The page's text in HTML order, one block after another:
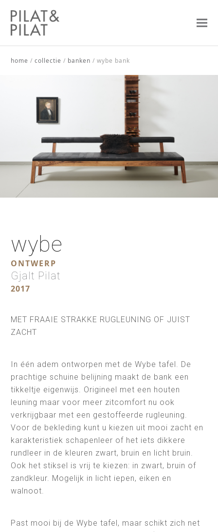
home /collectie / banken /wybe bank
wybe
ONTWERP
Gjalt Pilat
2017
MET FRAAIE STRAKKE RUGLEUNING OF JUIST
ZACHT
In één adem ontworpen met de Wybe tafel. De
prachtige schuine belijning maakt de bank een
tikkeltje eigenwijs. Origineel met een houten
leuning maar voor meer zitcomfort nu ook
verkrijgbaar met een gestoffeerde rugleuning.
Voor de bekleding kunt u kiezen uit mooi zacht en
karakteristiek schapenleer of het iets dikkere
rundleer in de kleuren zwart, bruin en licht bruin.
Ook het stiksel is vrij te kiezen: in zwart, bruin of
zandkleur. Mogelijk in licht iepen, eiken en
walnoot.
Past mooi bij de Wybe tafel, maar schikt zich net